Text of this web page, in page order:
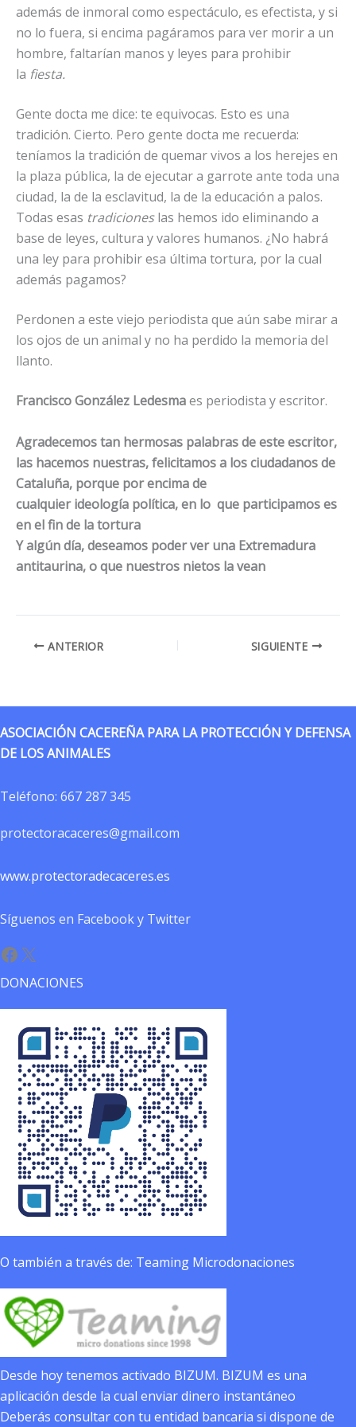
además de inmoral como espectáculo, es efectista, y si
no lo fuera, si encima pagáramos para ver morir a un
hombre, faltarían manos y leyes para prohibir
la fiesta.
Gente docta me dice: te equivocas. Esto es una
tradición. Cierto. Pero gente docta me recuerda:
teníamos la tradición de quemar vivos a los herejes en
la plaza pública, la de ejecutar a garrote ante toda una
ciudad, la de la esclavitud, la de la educación a palos.
Todas esas tradicioneslas hemos ido eliminando a
base de leyes, cultura y valores humanos. ¿No habrá
una ley para prohibir esa última tortura, por la cual
además pagamos?
Perdonen a este viejo periodista que aún sabe mirar a
los ojos de un animal y no ha perdido la memoria del
llanto.
Francisco González Ledesmaes periodista y escritor.
Agradecemos tan hermosas palabras de este escritor,
las hacemos nuestras, felicitamos a los ciudadanos de
Cataluña, porque por encima de
cualquier ideología política, en lo que participamos es
en el fin de la tortura
Y algún día, deseamos poder ver una Extremadura
antitaurina, o que nuestros nietos la vean
ANTERIOR SIGUIENTE
ASOCIACIÓN CACEREÑA PARA LA PROTECCIÓN Y DEFENSA
DE LOS ANIMALES
Teléfono: 667 287 345
protectoracaceres@gmail.com
www.protectoradecaceres.es
Síguenos en Facebook y Twitter
Facebook
X
DONACIONES
O también a través de: Teaming Microdonaciones
Desde hoy tenemos activado BIZUM. BIZUM es una
aplicación desde la cual enviar dinero instantáneo
Deberás consultar con tu entidad bancaria si dispone de